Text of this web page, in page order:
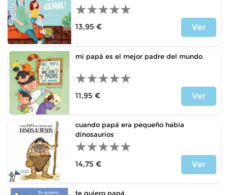
13,95 €
Ver
mi papá es el mejor padre del mundo
11,95 €
Ver
cuando papá era pequeño había
dinosaurios
14,75 €
Ver
te quiero papá